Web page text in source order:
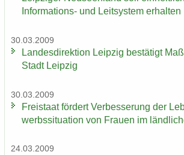
Informations-​ und Leit­sys­tem er­hal­ten
30.03.2009
Lan­des­di­rek­ti­on Leip­zig be­stä­tigt
Stadt Leip­zig
30.03.2009
Frei­staat för­dert Ver­bes­se­rung der
werbs­si­tua­ti­on von Frau­en im
24.03.2009